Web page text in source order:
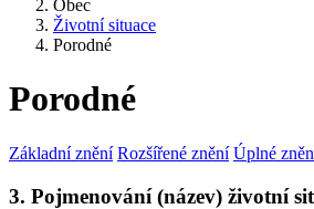
Obec
Životní situace
Porodné
Porodné
Základní znění Rozšířené znění Úplné
3. Pojmenování (název) životní